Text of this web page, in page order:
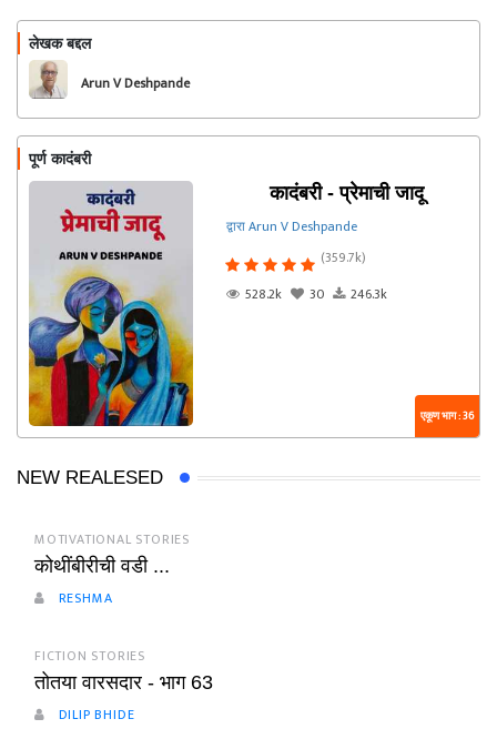
लेखक बद्दल
Arun V Deshpande
पूर्ण कादंबरी
कादंबरी - प्रेमाची जादू
द्वारा Arun V Deshpande
(359.7k)
528.2k
30 246.3k
एकूण भाग : 36
NEW REALESED
MOTIVATIONAL STORIES
कोथींबीरीची वडी ...
RESHMA
FICTION STORIES
तोतया वारसदार - भाग 63
DILIP BHIDE